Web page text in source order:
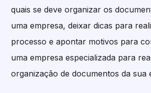
quais se deve organizar os
uma empresa, deixar dicas para
processo e apontar motivos para
uma empresa especializada para
organização de documentos da sua